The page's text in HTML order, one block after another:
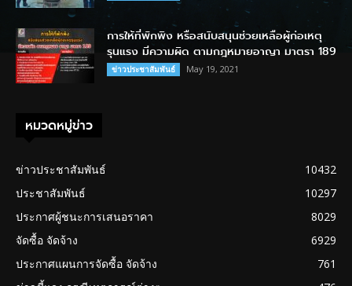
การให้ที่พักพิง หรือสนับสนุนช่วยเหลือผู้ก่อเหตุ
รุนแรง มีความผิด ตามกฎหมายอาญา มาตรา 189
ข่าวประชาสัมพันธ์ May 19, 2021
หมวดหมู่ข่าว
ข่าวประชาสัมพันธ์
10432
ประชาสัมพันธ์
10297
ประกาศผู้ชนะการเสนอราคา
8029
จัดซื้อ จัดจ้าง
6929
ประกาศแผนการจัดซื้อ จัดจ้าง
761